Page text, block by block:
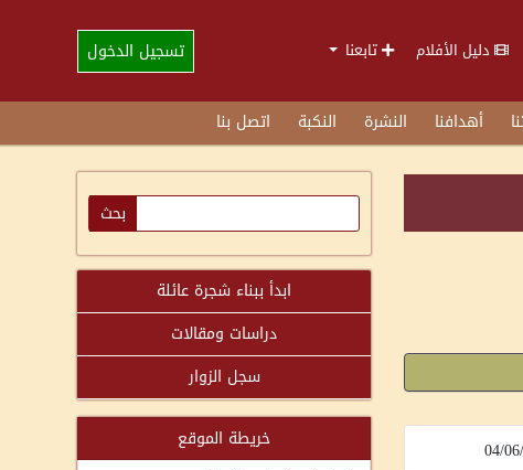
دليل الأفلام تابعنا تسجيل الدخول
أهدافنا النشرة النكبة اتصل بنا
04/
ابدأ ببناء شجرة عائلة
دراسات ومقالات
سجل الزوار
خريطة الموقع